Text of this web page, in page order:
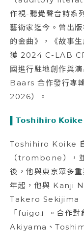
作視-聽覺聲音詩系
藝術家迄今。曾出
的金曲》，《故事
獲 2024 C-LAB
國進行駐地創作與
Baars 合作發行專
2026）。
▌𝗧𝗼𝘀𝗵𝗶𝗵𝗶𝗿𝗼 𝗞𝗼𝗶𝗸𝗲
Toshihiro Koike
（trombone），
後，他與東京眾多
年起，他與 Kanji
Takero Sekijima（
「fuigo」。合作
Akiyama、